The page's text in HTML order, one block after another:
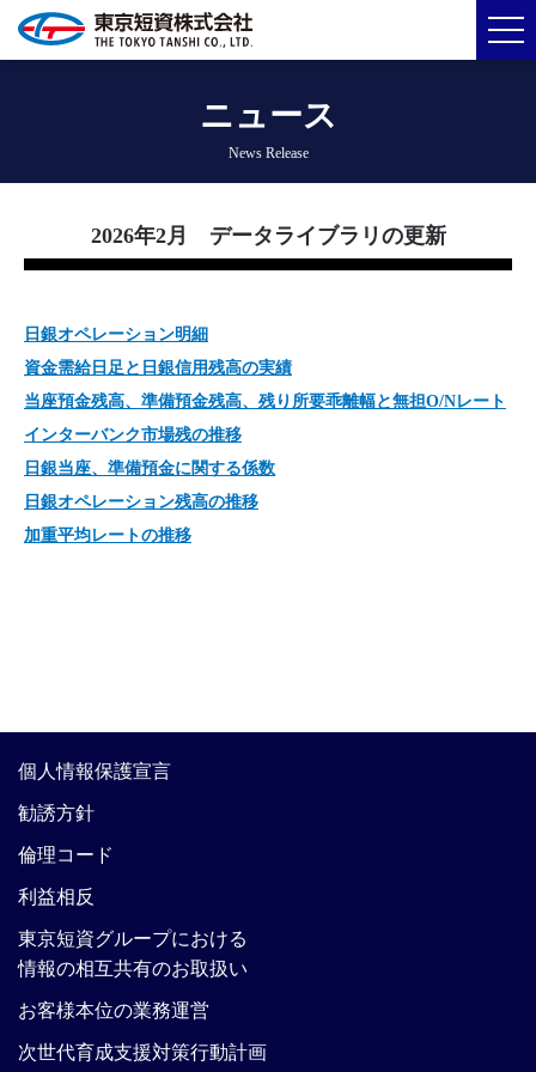
ニュース
News Release
2026年2月 データライブラリの更新
日銀オペレーション明細
資金需給日足と日銀信用残高の実績
当座預金残高、準備預金残高、残り所要乖離幅と無担O/Nレート
インターバンク市場残の推移
日銀当座、準備預金に関する係数
日銀オペレーション残高の推移
加重平均レートの推移
個人情報保護宣言
勧誘方針
倫理コード
利益相反
東京短資グループにおける
情報の相互共有のお取扱い
お客様本位の業務運営
次世代育成支援対策行動計画